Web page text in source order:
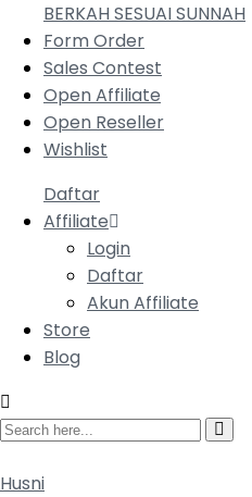
BERKAH SESUAI SUNNAH
Form Order
Sales Contest
Open Affiliate
Open Reseller
Wishlist
Daftar
Affiliate
Login
Daftar
Akun Affiliate
Store
Blog
Husni